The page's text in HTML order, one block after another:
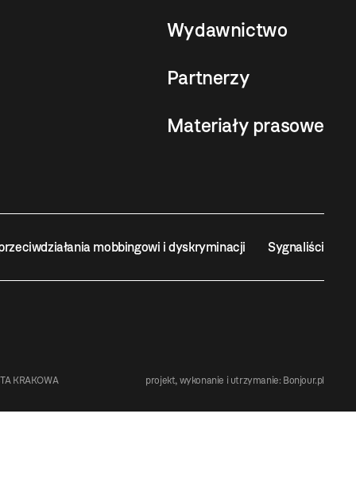
Wydawnictwo
Partnerzy
Materiały prasowe
mobbingowi i dyskryminacji Sygnaliści
KRAKOWA projekt, wykonanie i utrzymanie: Bonjour.pl